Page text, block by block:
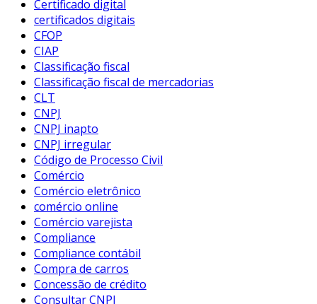
Certificado digital
certificados digitais
CFOP
CIAP
Classificação fiscal
Classificação fiscal de mercadorias
CLT
CNPJ
CNPJ inapto
CNPJ irregular
Código de Processo Civil
Comércio
Comércio eletrônico
comércio online
Comércio varejista
Compliance
Compliance contábil
Compra de carros
Concessão de crédito
Consultar CNPJ